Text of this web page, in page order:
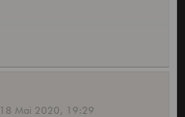
18 Mai 2020, 19:29